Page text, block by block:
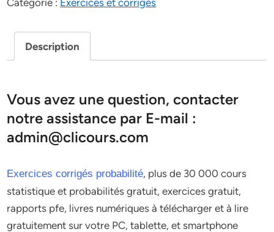
Catégorie : Exercices et corrigés
Description
Vous avez une question, contacter
notre assistance par E-mail :
admin@clicours.com
Exercices corrigés probabilité, plus de 30 000 cours
statistique et probabilités gratuit, exercices gratuit,
rapports pfe, livres numériques à télécharger et à lire
gratuitement sur votre PC, tablette, et smartphone